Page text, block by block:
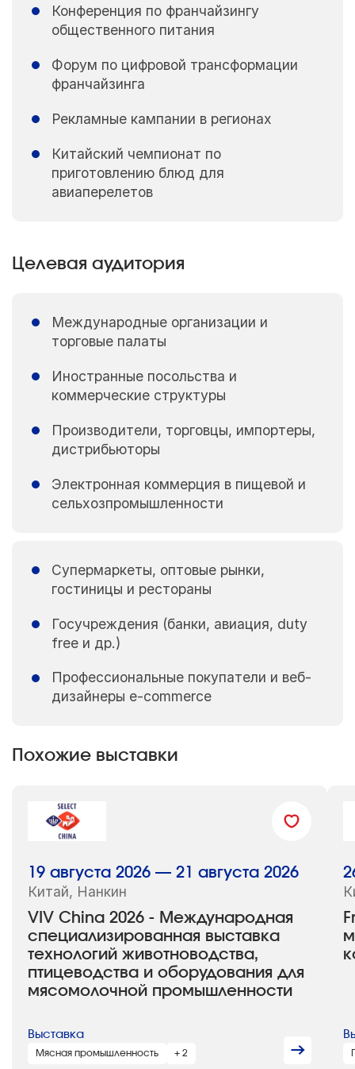
Конференция по франчайзингу
общественного питания
Форум по цифровой трансформации
франчайзинга
Рекламные кампании в регионах
Китайский чемпионат по
приготовлению блюд для
авиаперелетов
Целевая аудитория
Международные организации и
торговые палаты
Иностранные посольства и
коммерческие структуры
Производители, торговцы, импортеры,
дистрибьюторы
Электронная коммерция в пищевой и
сельхозпромышленности
Супермаркеты, оптовые рынки,
гостиницы и рестораны
Госучреждения (банки, авиация, duty
free и др.)
Профессиональные покупатели и веб-
дизайнеры e-commerce
Похожие выставки
VIV China 2026 - Международная
специализированная выставка
технологий животноводства,
птицеводства и оборудования для
мясомолочной промышленности
19 августа 2026 — 21 августа 2026
Китай, Нанкин
Выставка
Мясная промышленность + 2